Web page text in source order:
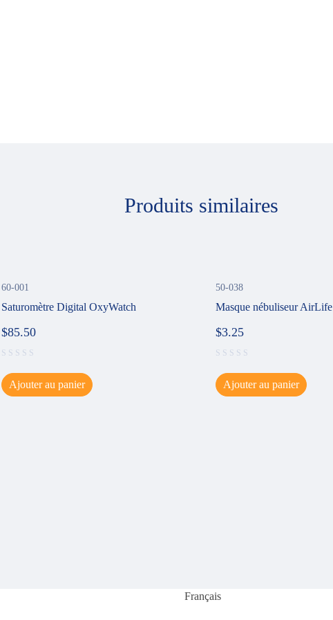
Produits similaires
60-001
Saturomètre Digital OxyWatch
$85.50
Ajouter au panier
50-038
Masque nébuliseur AirLife
$3.25
Ajouter au panier
Français